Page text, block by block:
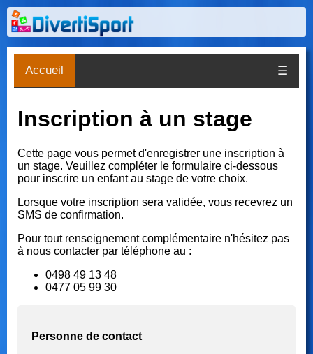
Accueil ☰
Inscription à un stage
Cette page vous permet d'enregistrer une inscription à
un stage. Veuillez compléter le formulaire ci-dessous
pour inscrire un enfant au stage de votre choix.
Lorsque votre inscription sera validée, vous recevrez un
SMS de confirmation.
Pour tout renseignement complémentaire n'hésitez pas
à nous contacter par téléphone au :
0498 49 13 48
0477 05 99 30
Personne de contact